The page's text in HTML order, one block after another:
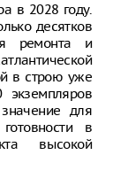
в 2028 году.
десятков
ремонта и
в строю уже
для
в
высокой